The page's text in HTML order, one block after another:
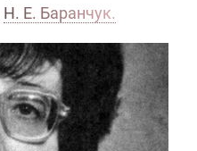
Н. Е. Баранчук.